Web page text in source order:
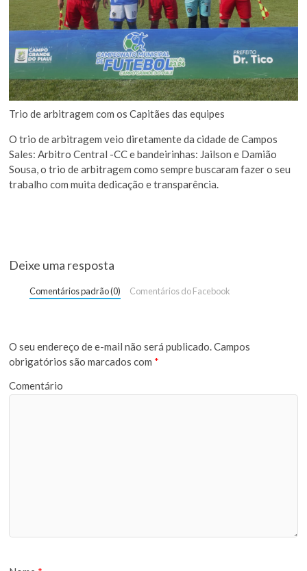
Trio de arbitragem com os Capitães das equipes
O trio de arbitragem veio diretamente da cidade de Campos
Sales: Arbitro Central -CC e bandeirinhas: Jailson e Damião
Sousa, o trio de arbitragem como sempre buscaram fazer o seu
trabalho com muita dedicação e transparência.
Deixe uma resposta
Comentários padrão (0) Comentários do Facebook
O seu endereço de e-mail não será publicado.Campos
obrigatórios são marcados com *
Comentário